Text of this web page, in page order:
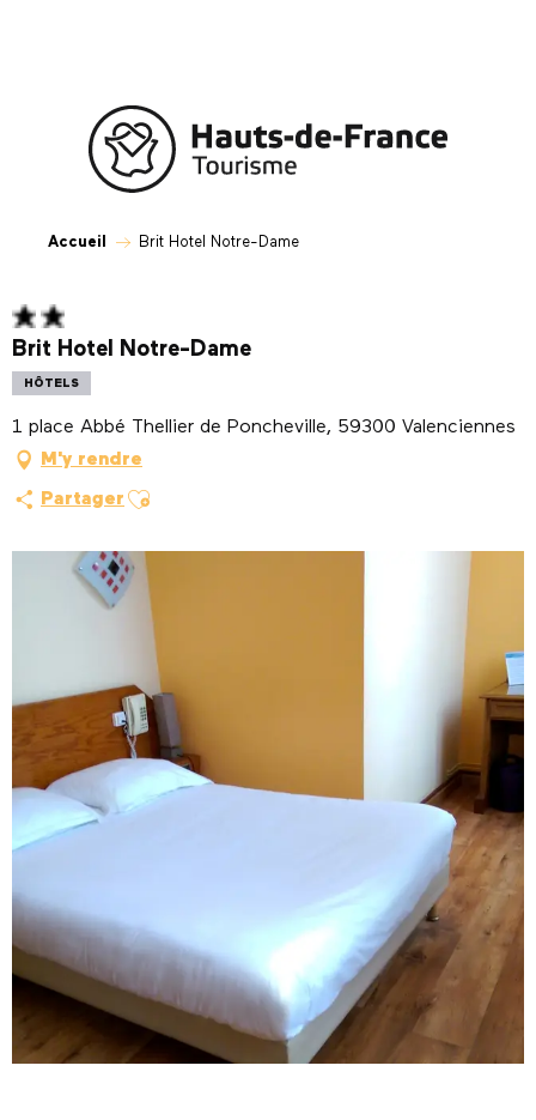
Accueil Brit Hotel Notre-Dame
Brit Hotel Notre-Dame
HÔTELS
1 place Abbé Thellier de Poncheville, 59300 Valenciennes
M'y rendre
Partager Ajouter aux favoris